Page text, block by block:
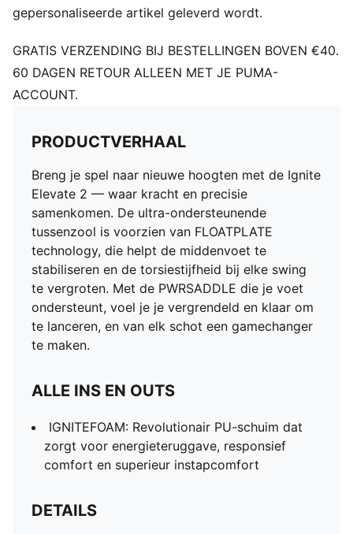
gepersonaliseerde artikel geleverd wordt.
GRATIS VERZENDING BIJ BESTELLINGEN BOVEN €40.
60 DAGEN RETOUR ALLEEN MET JE PUMA-
ACCOUNT.
PRODUCTVERHAAL
Breng je spel naar nieuwe hoogten met de Ignite
Elevate 2 — waar kracht en precisie
samenkomen. De ultra-ondersteunende
tussenzool is voorzien van FLOATPLATE
technology, die helpt de middenvoet te
stabiliseren en de torsiestijfheid bij elke swing
te vergroten. Met de PWRSADDLE die je voet
ondersteunt, voel je je vergrendeld en klaar om
te lanceren, en van elk schot een gamechanger
te maken.
ALLE INS EN OUTS
IGNITEFOAM: Revolutionair PU-schuim dat
zorgt voor energieteruggave, responsief
comfort en superieur instapcomfort
DETAILS